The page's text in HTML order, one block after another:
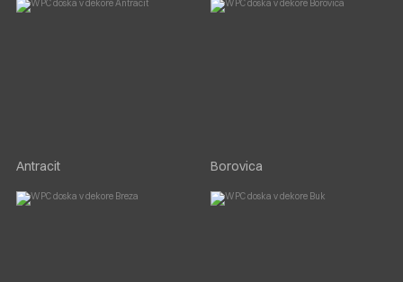
Antracit Borovica